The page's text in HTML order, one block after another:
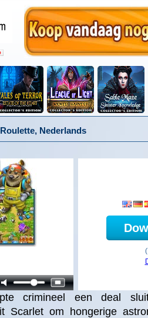
Nederlands
crimineel een deal
Scarlet om hongerige